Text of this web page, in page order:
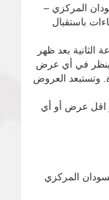
المركزي –
باستقبال
الثانية بعد ظهر
05/04/2026، ولا ينظر في أي عرض
وتستبعد العروض
اقل عرض أو أي
المركزي